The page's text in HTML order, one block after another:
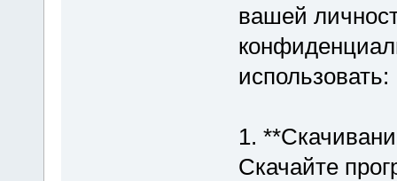
вашей
использовать:
1.
Скачайте